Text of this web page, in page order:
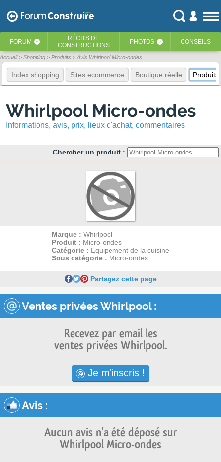
FORUM ‹ RÉCITS DE
CONSTRUCTIONS
PHOTOS ‹ CONSEILS
Accueil Shopping Produits Avis Whirlpool Micro-ondes
Index shopping Sites ecommerce Boutique réelle Produits
Whirlpool Micro-ondes
Informations, avis, prix, lieux d'achat, commentaires
Chercher un produit :
Marque : Whirlpool
Produit : Micro-ondes
Catégorie : Equipement de la cuisine
Sous catégorie : Micro-ondes
Partagez cette page
Ventes privées Whirlpool :
Recevez par email les
ventes privées Whirlpool.
Je m'inscris !
Avis :
Aucun avis n'a été déposé sur
Whirlpool Micro-ondes